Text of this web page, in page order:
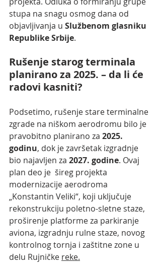
stupa na snagu osmog dana od
objavljivanja u Službenom glasniku
Republike Srbije.
Rušenje starog terminala
planirano za 2025. – da li će
radovi kasniti?
Podsetimo, rušenje stare terminalne
zgrade na niškom aerodromu bilo je
pravobitno planirano za 2025.
godinu, dok je završetak izgradnje
bio najavljen za 2027. godine. Ovaj
plan deo je  šireg projekta
modernizacije aerodroma
„Konstantin Veliki“, koji uključuje
rekonstrukciju poletno-sletne staze,
proširenje platforme za parkiranje
aviona, izgradnju rulne staze, novog
kontrolnog tornja i zaštitne zone u
delu Rujničke reke.